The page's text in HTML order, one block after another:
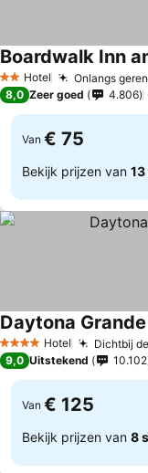
2 Sterren
Hotel Onlangs
Boardwalk Inn
8,0 Zeer goed 4.806
Van € 75
Bekijk prijzen van
4 SterrenHotel Dichtbij
Daytona
9,0 Uitstekend 10.102
Van € 125
Bekijk prijzen van 8